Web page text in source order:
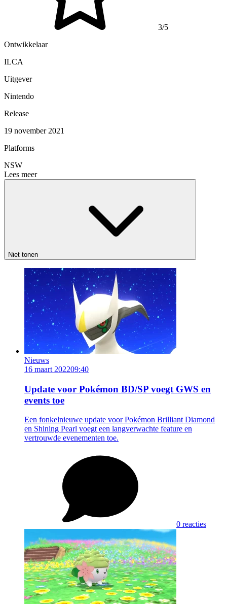
3/5
Ontwikkelaar
ILCA
Uitgever
Nintendo
Release
19 november 2021
Platforms
NSW
Lees meer
Niet tonen
Nieuws
16 maart 202209:40
Update voor Pokémon BD/SP voegt GWS en
events toe
Een fonkelnieuwe update voor Pokémon Brilliant Diamond
en Shining Pearl voegt een langverwachte feature en
vertrouwde evenementen toe.
0 reacties